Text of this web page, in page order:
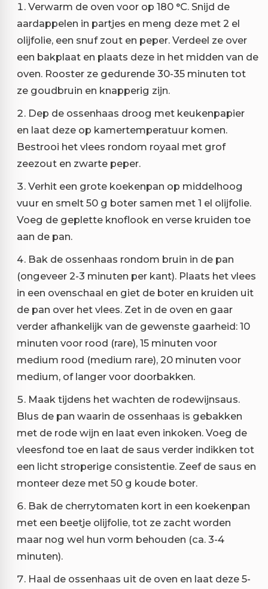
Verwarm de oven voor op 180 °C. Snijd de
aardappelen in partjes en meng deze met 2 el
olijfolie, een snuf zout en peper. Verdeel ze over
een bakplaat en plaats deze in het midden van de
oven. Rooster ze gedurende 30-35 minuten tot
ze goudbruin en knapperig zijn.
Dep de ossenhaas droog met keukenpapier
en laat deze op kamertemperatuur komen.
Bestrooi het vlees rondom royaal met grof
zeezout en zwarte peper.
Verhit een grote koekenpan op middelhoog
vuur en smelt 50 g boter samen met 1 el olijfolie.
Voeg de geplette knoflook en verse kruiden toe
aan de pan.
Bak de ossenhaas rondom bruin in de pan
(ongeveer 2-3 minuten per kant). Plaats het vlees
in een ovenschaal en giet de boter en kruiden uit
de pan over het vlees. Zet in de oven en gaar
verder afhankelijk van de gewenste gaarheid: 10
minuten voor rood (rare), 15 minuten voor
medium rood (medium rare), 20 minuten voor
medium, of langer voor doorbakken.
Maak tijdens het wachten de rodewijnsaus.
Blus de pan waarin de ossenhaas is gebakken
met de rode wijn en laat even inkoken. Voeg de
vleesfond toe en laat de saus verder indikken tot
een licht stroperige consistentie. Zeef de saus en
monteer deze met 50 g koude boter.
Bak de cherrytomaten kort in een koekenpan
met een beetje olijfolie, tot ze zacht worden
maar nog wel hun vorm behouden (ca. 3-4
minuten).
Haal de ossenhaas uit de oven en laat deze 5-